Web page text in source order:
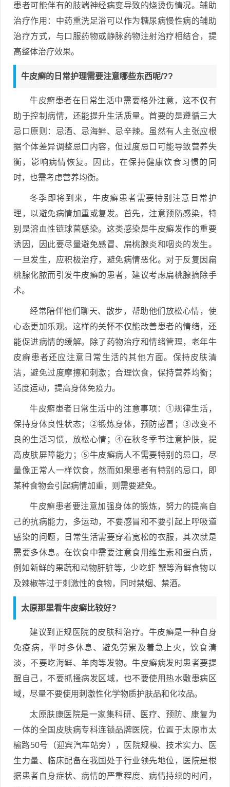
患者可能伴有的肢端神经病变导致的烧烫伤情况。辅助
治疗作用：中药熏洗足浴可以作为糖尿病慢性病的辅助
治疗方式，与口服药物或静脉药物注射治疗相结合，提
高整体治疗效果。
牛皮癣的日常护理需要注意哪些东西呢/??
牛皮癣患者在日常生活中需要格外注意，这不仅有
助于控制病情，还能提升生活质量。首要的是遵循三大
忌口原则：忌酒、忌海鲜、忌辛辣。虽然有人主张应根
据个体差异调整忌口内容，但过度忌口可能导致营养失
衡，影响病情恢复。因此，在保持健康饮食习惯的同
时，也需考虑营养均衡。
冬季即将到来，牛皮癣患者需要特别注意日常护
理，以避免病情加重或复发。首先，注意预防感染，特
别是溶血性链球菌感染。这类感染是牛皮癣发作的重要
诱因，因此要尽量避免感冒、扁桃腺炎和咽炎的发生。
一旦发生，应积极治疗，避免病情恶化。对于反复因扁
桃腺化脓而引发牛皮癣的患者，建议考虑扁桃腺摘除手
术。
经常陪伴他们聊天、散步，帮助他们放松心情，使
心态更加乐观。这样的关怀不仅能改善患者的情绪，还
能促进病情的缓解。除了药物治疗和情绪管理，老年牛
皮癣患者还应注意日常生活的其他方面。保持皮肤清
洁，避免过度摩擦和刺激；合理饮食，保持营养均衡；
适度运动，提高身体免疫力。
牛皮癣患者日常生活中的注意事项：①规律生活，
保持身体良性状态；②锻炼身体，预防感冒；③改变不
良的生活习惯，放松心情；④在秋冬季节注意护肤，提
高皮肤屏障能力；⑤牛皮癣病人不需要特别的忌口，尽
量像正常人一样饮食，然而如果患者有特别的忌口，即
某种食物会引起病情加重，则需要避免。
牛皮癣患者要注意加强身体的锻炼，努力的提高自
己的抗病能力，多运动，不要感冒和不要引起上呼吸道
感染的问题，日常生活需要穿着宽松的衣服，其次就是
需要多休息。在饮食中需要注意食用维生素和蛋白质，
例如新鲜的果蔬和动物肝脏等，少吃虾 蟹等海鲜食物以
及辣椒等过于刺激性的食物，同时禁烟、禁酒。
太原那里看牛皮癣比较好?
建议到正规医院的皮肤科治疗。牛皮癣是一种自身
免疫病，平时多休息、避免劳累及着急上火，饮食清
淡，不要吃海鲜、羊肉等发物。牛皮癣病发时患者要提
醒自己，不要抓搔病发区域，也不要使用热水敷患病区
域，尽量不要使用刺激性化学物质护肤品和化妆品。
太原肤康医院是一家集科研、医疗、预防、康复为
一体的全国皮肤病专科连锁品牌医院，位置于太原市太
榆路50号（迎宾汽车站旁），医院规模、技术实力、医
生力量、临床配备在我国处于行业领先地位，医院是根
据患者自身症状、病情的严重程度、病情持续的时间，